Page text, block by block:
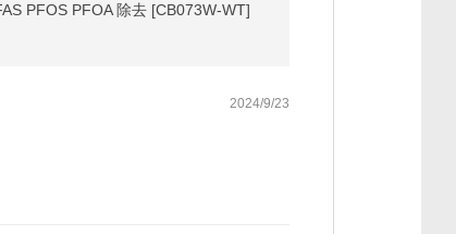
PFOS PFOA 除去 [CB073W-WT]
2024/9/23